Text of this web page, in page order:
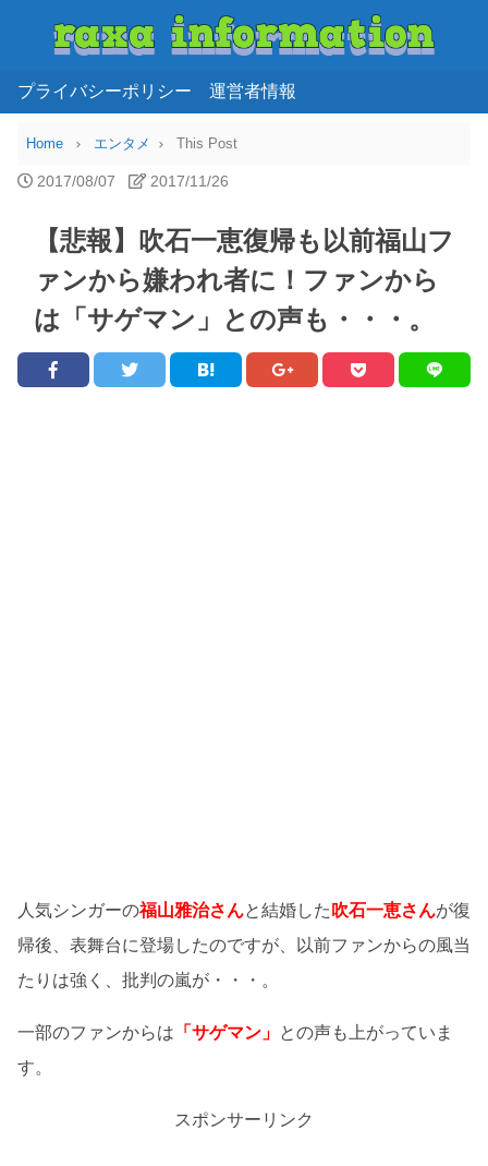
プライバシーポリシー 運営者情報
Home エンタメ This Post
2017/08/07 2017/11/26
【悲報】吹石一恵復帰も以前福山フ
ァンから嫌われ者に！ファンから
は「サゲマン」との声も・・・。
人気シンガーの福山雅治さんと結婚した 吹石一恵さんが復
帰後、表舞台に登場したのですが、以前ファンからの風当
たりは強く、批判の嵐が・・・。
一部のファンからは 「サゲマン」 との声も上がっていま
す。
スポンサーリンク